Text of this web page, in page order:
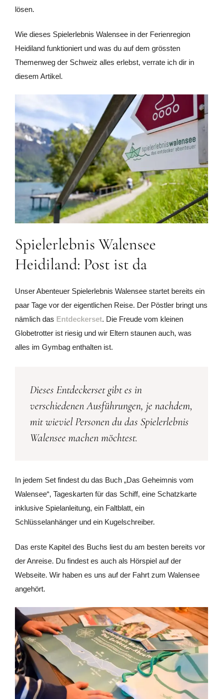
lösen.
Wie dieses Spielerlebnis Walensee in der Ferienregion
Heidiland funktioniert und was du auf dem grössten
Themenweg der Schweiz alles erlebst, verrate ich dir in
diesem Artikel.
Spielerlebnis Walensee
Heidiland: Post ist da
Unser Abenteuer Spielerlebnis Walensee startet bereits ein
paar Tage vor der eigentlichen Reise. Der Pöstler bringt uns
nämlich das Entdeckerset. Die Freude vom kleinen
Globetrotter ist riesig und wir Eltern staunen auch, was
alles im Gymbag enthalten ist.
Dieses Entdeckerset gibt es in
verschiedenen Ausführungen, je nachdem,
mit wieviel Personen du das Spielerlebnis
Walensee machen möchtest.
In jedem Set findest du das Buch „Das Geheimnis vom
Walensee“, Tageskarten für das Schiff, eine Schatzkarte
inklusive Spielanleitung, ein Faltblatt, ein
Schlüsselanhänger und ein Kugelschreiber.
Das erste Kapitel des Buchs liest du am besten bereits vor
der Anreise. Du findest es auch als Hörspiel auf der
Webseite. Wir haben es uns auf der Fahrt zum Walensee
angehört.